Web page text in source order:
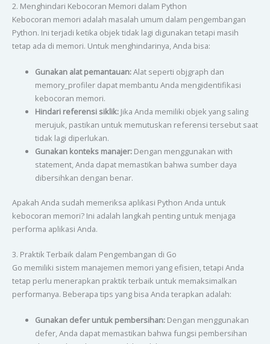
2. Menghindari Kebocoran Memori dalam Python
Kebocoran memori adalah masalah umum dalam pengembangan
Python. Ini terjadi ketika objek tidak lagi digunakan tetapi masih
tetap ada di memori. Untuk menghindarinya, Anda bisa:
Gunakan alat pemantauan:Alat seperti objgraph dan
memory_profiler dapat membantu Anda mengidentifikasi
kebocoran memori.
Hindari referensi siklik:Jika Anda memiliki objek yang saling
merujuk, pastikan untuk memutuskan referensi tersebut saat
tidak lagi diperlukan.
Gunakan konteks manajer:Dengan menggunakan with
statement, Anda dapat memastikan bahwa sumber daya
dibersihkan dengan benar.
Apakah Anda sudah memeriksa aplikasi Python Anda untuk
kebocoran memori? Ini adalah langkah penting untuk menjaga
performa aplikasi Anda.
3. Praktik Terbaik dalam Pengembangan di Go
Go memiliki sistem manajemen memori yang efisien, tetapi Anda
tetap perlu menerapkan praktik terbaik untuk memaksimalkan
performanya. Beberapa tips yang bisa Anda terapkan adalah:
Gunakan defer untuk pembersihan:Dengan menggunakan
defer, Anda dapat memastikan bahwa fungsi pembersihan